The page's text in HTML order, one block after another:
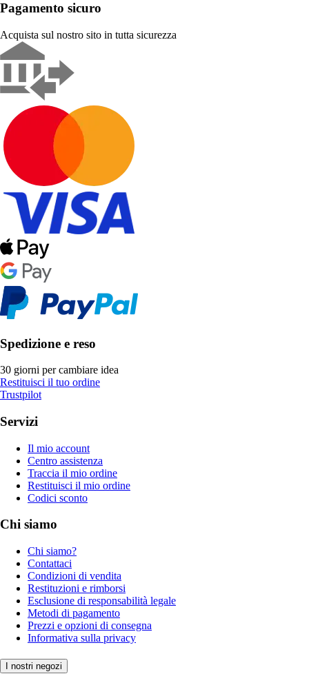
Pagamento sicuro
Acquista sul nostro sito in tutta sicurezza
Spedizione e reso
30 giorni per cambiare idea
Restituisci il tuo ordine
Trustpilot
Servizi
Il mio account
Centro assistenza
Traccia il mio ordine
Restituisci il mio ordine
Codici sconto
Chi siamo
Chi siamo?
Contattaci
Condizioni di vendita
Restituzioni e rimborsi
Esclusione di responsabilità legale
Metodi di pagamento
Prezzi e opzioni di consegna
Informativa sulla privacy
I nostri negozi